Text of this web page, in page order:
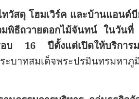
วัสดุ โฮมเวิร์ค และบ้านแอนด์
มพิธีถวายดอกไม้จันทน์ ในวัน
รอบ 16 ปีตั้งแต่เปิดให้บริ
บาทสมเด็จพระปรมินทรมหา